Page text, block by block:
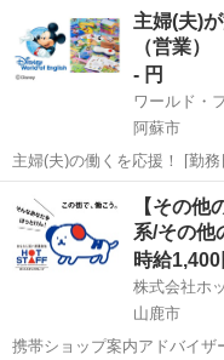
火/木/金
営業
主婦(夫)
（営業）
- 円
ワールド・
阿蘇市
主婦(夫)の働くを応援！ [勤務日数]： 週4日~
10:00~17:00/10:00~16:00/
駅]： 熊本県阿蘇市 ※勤務
営業
【その他
系/その他
時給1,400
株式会社ホ
山鹿市
携帯ショップ案内アドバイザーのお仕